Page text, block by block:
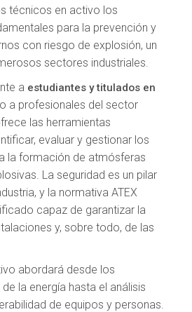
técnicos en activo los
para la prevención y
con riesgo de explosión, un
sectores industriales.
a estudiantes y titulados en
a profesionales del sector
las herramientas
evaluar y gestionar los
la formación de atmósferas
La seguridad es un pilar
y la normativa ATEX
capaz de garantizar la
y, sobre todo, de las
abordará desde los
la energía hasta el análisis
de equipos y personas.